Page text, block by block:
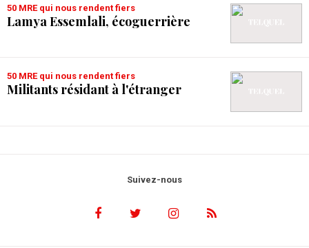
50 MRE qui nous rendent fiers
Lamya Essemlali, écoguerrière
50 MRE qui nous rendent fiers
Militants résidant à l'étranger
Suivez-nous